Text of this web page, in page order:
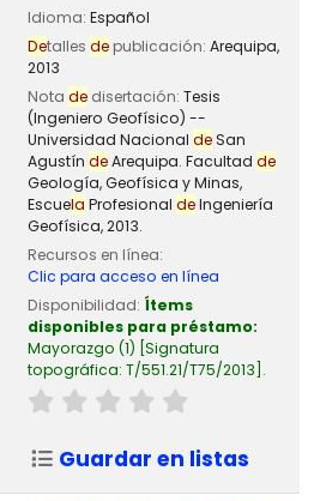
Idioma: Español
Detalles depublicación: Arequipa,
2013
Nota dedisertación: Tesis
(Ingeniero Geofísico) --
Universidad Nacional deSan
Agustín deArequipa. Facultad de
Geología, Geofísica y Minas,
Escuela Profesional deIngeniería
Geofísica, 2013.
Recursos en línea:
Clic para acceso en línea
Disponibilidad: Ítems
disponibles para préstamo:
Mayorazgo (1) Signatura
topográfica: T/551.21/T75/2013 .
Guardar en listas